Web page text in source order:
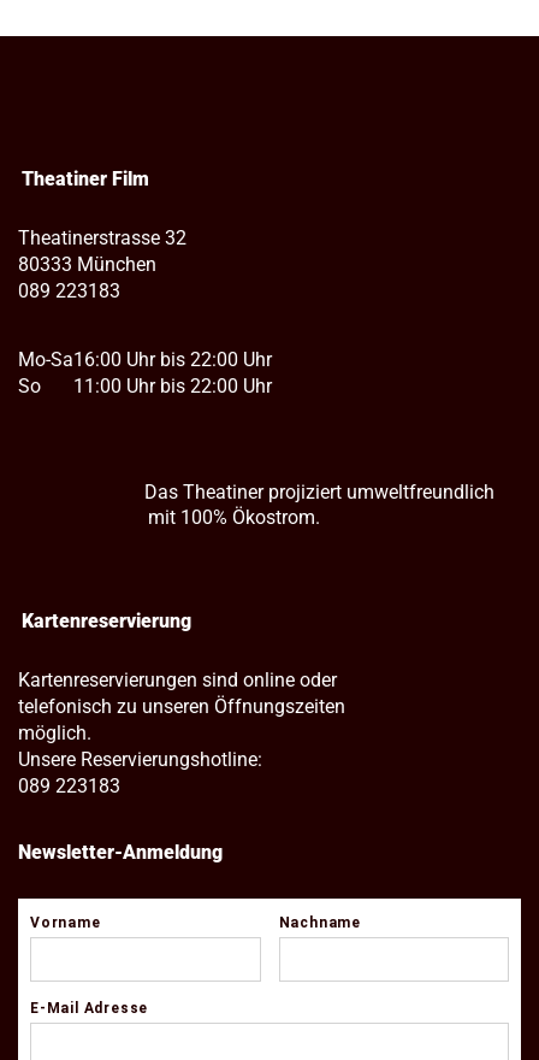
Theatiner Film
Theatinerstrasse 32
80333 München
089 223183
Mo-Sa
So
16:00 Uhr bis 22:00 Uhr
11:00 Uhr bis 22:00 Uhr
Das Theatiner projiziert umweltfreundlich
mit 100% Ökostrom.
Kartenreservierung
Kartenreservierungen sind online oder
telefonisch zu unseren Öffnungszeiten
möglich.
Unsere Reservierungshotline:
089 223183
Newsletter-Anmeldung